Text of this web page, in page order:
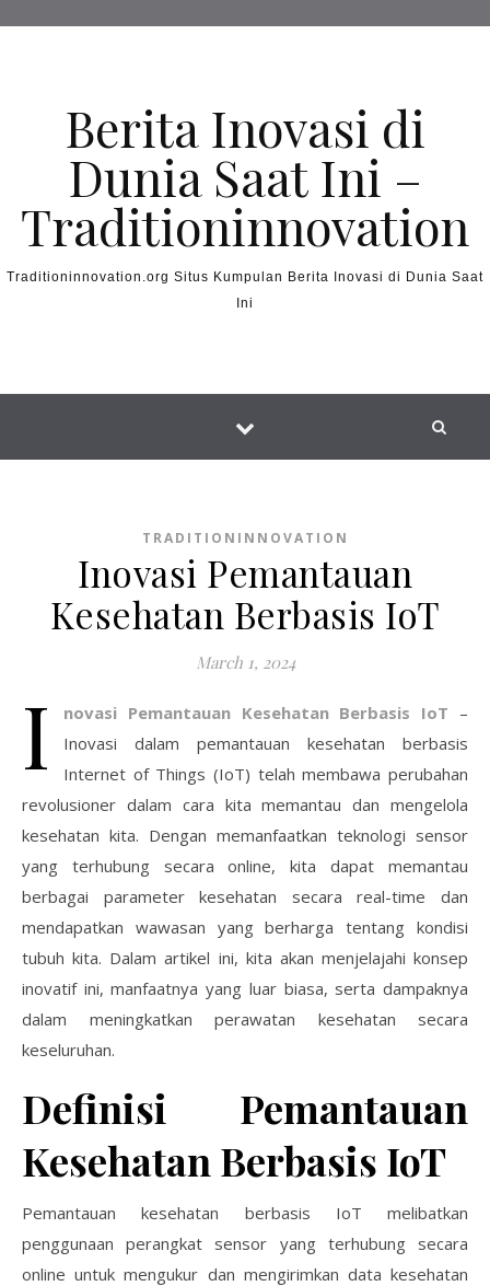
Berita Inovasi di
Dunia Saat Ini –
Traditioninnovation
Traditioninnovation.org Situs Kumpulan Berita Inovasi di Dunia Saat
Ini
TRADITIONINNOVATION
Inovasi Pemantauan
Kesehatan Berbasis IoT
March 1, 2024
I novasi Pemantauan Kesehatan Berbasis IoT –
Inovasi dalam pemantauan kesehatan berbasis
Internet of Things (IoT) telah membawa perubahan
revolusioner dalam cara kita memantau dan mengelola
kesehatan kita. Dengan memanfaatkan teknologi sensor
yang terhubung secara online, kita dapat memantau
berbagai parameter kesehatan secara real-time dan
mendapatkan wawasan yang berharga tentang kondisi
tubuh kita. Dalam artikel ini, kita akan menjelajahi konsep
inovatif ini, manfaatnya yang luar biasa, serta dampaknya
dalam meningkatkan perawatan kesehatan secara
keseluruhan.
Definisi Pemantauan
Kesehatan Berbasis IoT
Pemantauan kesehatan berbasis IoT melibatkan
penggunaan perangkat sensor yang terhubung secara
online untuk mengukur dan mengirimkan data kesehatan